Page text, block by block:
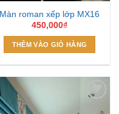
Màn roman xếp lớp MX16
450,000₫
THÊM VÀO GIỎ HÀNG